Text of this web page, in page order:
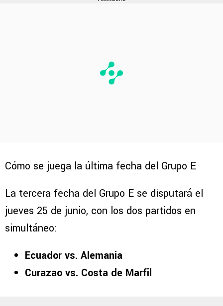
Cómo se juega la última fecha del Grupo E
La tercera fecha del Grupo E se disputará el
jueves 25 de junio, con los dos partidos en
simultáneo:
Ecuador vs. Alemania
Curazao vs. Costa de Marfil